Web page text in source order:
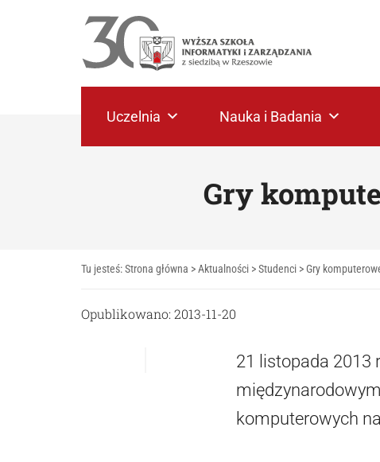
Uczelnia Nauka i Badania
Gry
Tu jesteś:Strona główna >Aktualności >Studenci > Gry
Opublikowano: 2013-11-20
21 listopada 2013
komputerowych